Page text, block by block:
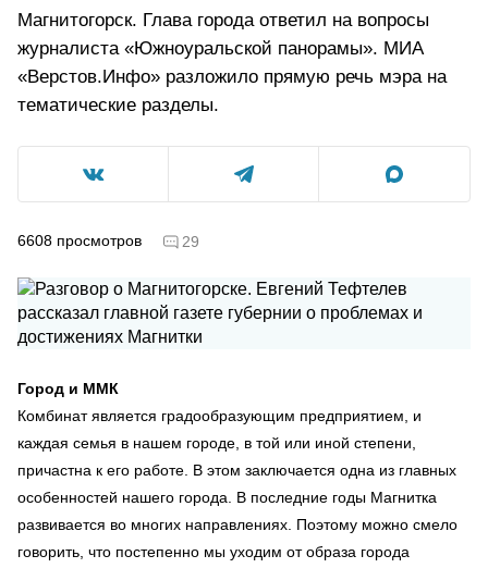
Магнитогорск. Глава города ответил на вопросы
журналиста «Южноуральской панорамы». МИА
«Верстов.Инфо» разложило прямую речь мэра на
тематические разделы.
6608 просмотров 29
Город и ММК
Комбинат является градообразующим предприятием, и
каждая семья в нашем городе, в той или иной степени,
причастна к его работе. В этом заключается одна из главных
особенностей нашего города. В последние годы Магнитка
развивается во многих направлениях. Поэтому можно смело
говорить, что постепенно мы уходим от образа города